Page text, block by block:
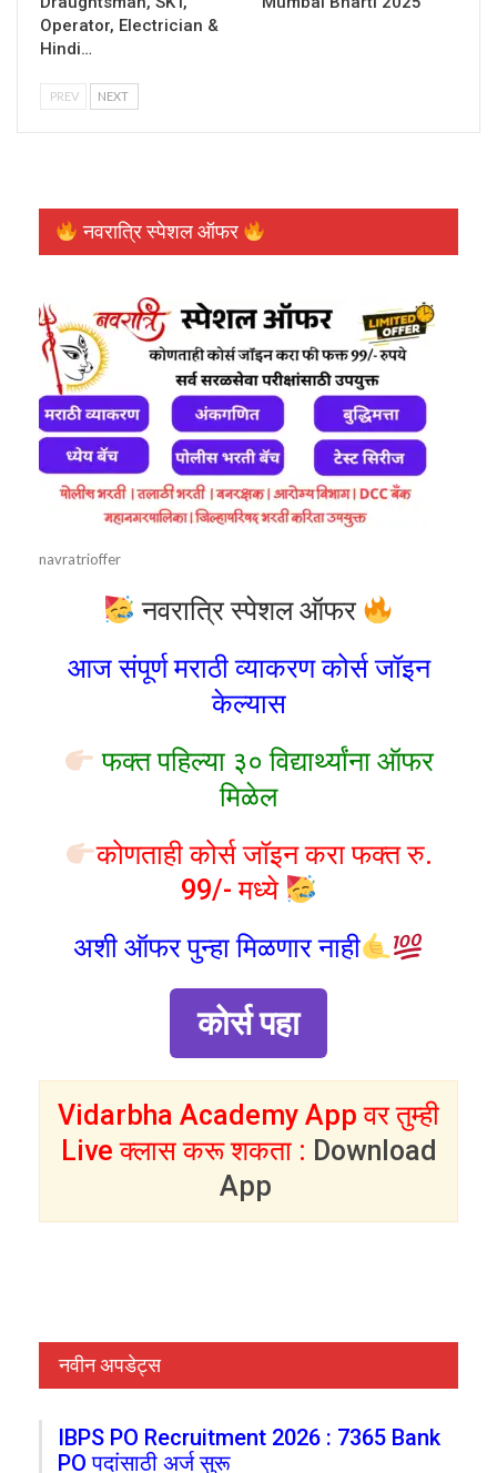
Operator, Electrician &
Hindi…
PREV NEXT
नवरात्रि स्पेशल ऑफर
navratrioffer
नवरात्रि स्पेशल ऑफर
आज संपूर्ण मराठी व्याकरण कोर्स जॉइन
केल्यास
फक्त पहिल्या ३० विद्यार्थ्यांना ऑफर
मिळेल
कोणताही कोर्स जॉइन करा फक्त रु.
99/- मध्ये
अशी ऑफर पुन्हा मिळणार नाही
कोर्स पहा
Vidarbha Academy App वर तुम्ही
Live क्लास करू शकता : Download
App
नवीन अपडेट्स
IBPS PO Recruitment 2026 : 7365 Bank
PO पदांसाठी अर्ज सुरू